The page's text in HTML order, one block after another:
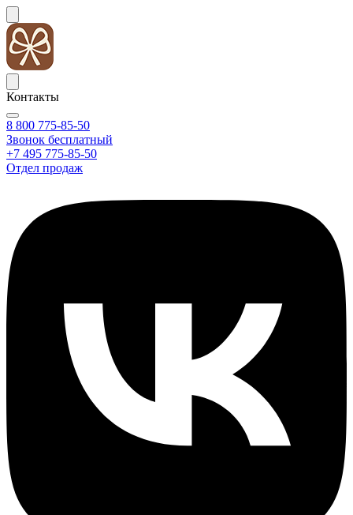
Контакты
8 800 775-85-50
Звонок бесплатный
+7 495 775-85-50
Отдел продаж